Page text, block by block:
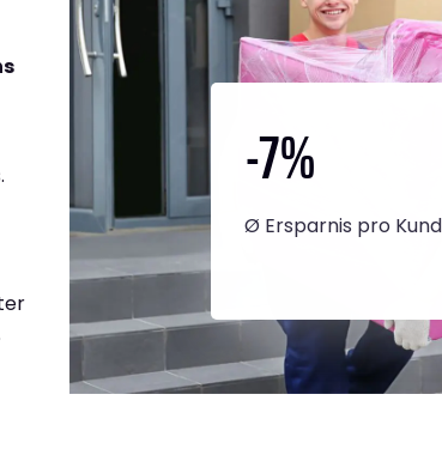
-7%
Ø Ersparnis pro